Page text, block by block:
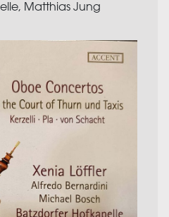
Matthias Jung